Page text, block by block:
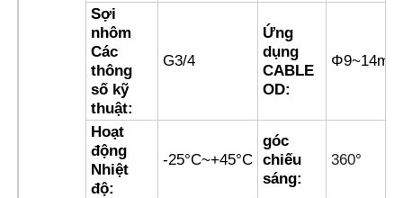
công tắc chống cháy nổ
Các tuyến cáp chống nổ
phích cắm và ổ cắm chống cháy nổ
Sợi
nhôm
Các
thông
số kỹ
thuật:
G3/4
Ứng
dụng
CABLE
OD:
Φ9~14mm
Hoạt
động
Nhiệt
độ:
-25°C~+45°C
góc
chiếu
sáng:
360°